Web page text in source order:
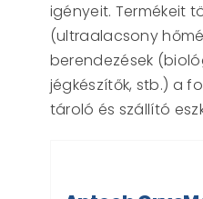
igényeit. Termékeit
(ultraalacsony
berendezések
jégkészítők, stb.) a
tároló és szállító